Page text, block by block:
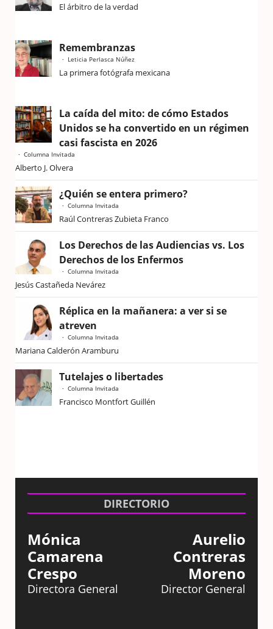
El árbitro de la verdad
Remembranzas
Leticia Perlasca Núñez
La primera fotógrafa mexicana
La caída del mito: de cómo Estados
Unidos se ha convertido en un régimen
casi fascista en 2026
Columna Invitada
Alberto J. Olvera
¿Quién se entera primero?
Columna Invitada
Raúl Contreras Zubieta Franco
Los Derechos de las Audiencias vs. Los
Derechos de los Enfermos
Columna Invitada
Jesús Castañeda Nevárez
Réplica en la mañanera: a ver si se
atreven
Columna Invitada
Mariana Calderón Aramburu
Tutelajes o libertades
Columna Invitada
Francisco Montfort Guillén
DIRECTORIO
Mónica
Camarena
Crespo
Directora General
Aurelio
Contreras
Moreno
Director General